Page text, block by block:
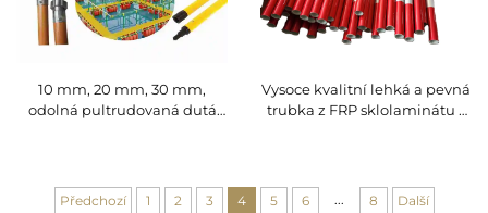
10 mm, 20 mm, 30 mm,
odolná pultrudovaná dutá
pultrudované tyče ze
Vysoce kvalitní lehká a pevná
trubka z FRP sklolaminátu s
průmysl
Předchozí 1 2 3 4 5 6 ... 8 Další